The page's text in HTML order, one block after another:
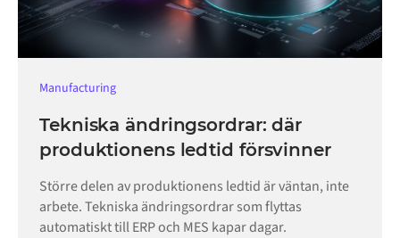
Manufacturing
Tekniska ändringsordrar: där
produktionens ledtid försvinner
Större delen av produktionens ledtid är väntan, inte
arbete. Tekniska ändringsordrar som flyttas
automatiskt till ERP och MES kapar dagar.